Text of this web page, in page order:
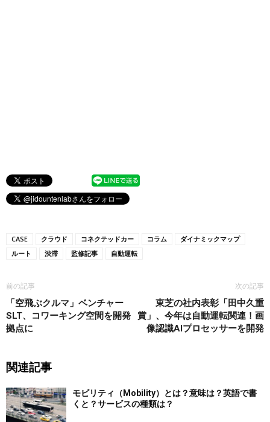
CASE クラウド コネクテッドカー コラム
ダイナミックマップ
ルート
渋滞 監修記事 自動運転
前の記事
「空飛ぶクルマ」ベンチャー
SLT、コワーキング空間を開発
拠点に
次の記事
東芝の社内表彰「田中久重
賞」、今年は自動運転関連！画
像認識AIプロセッサーを開発
関連記事
モビリティ（Mobility）とは？意味は？英語で書
くと？サービスの種類は？